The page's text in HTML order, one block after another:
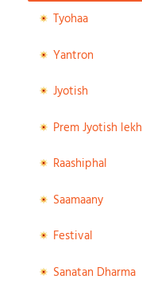
Tyohaa
Yantron
Jyotish
Prem Jyotish lekh
Raashiphal
Saamaany
Festival
Sanatan Dharma